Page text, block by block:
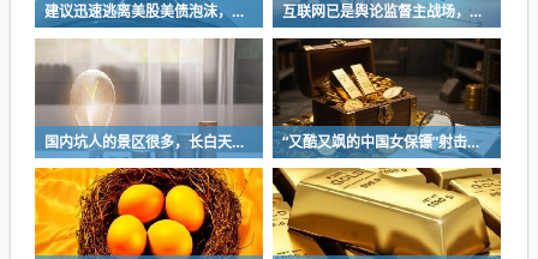
建议迅速逃离美股美债泡沫，AI正加速而非延缓其泡沫破裂 互联网已是舆论监督主战场，让我们用这五点珍惜它
国内坑人的景区很多，长白天池只是其中被坑印象最深的那一个 “又酷又飒的中国女保镖”射击夺冠